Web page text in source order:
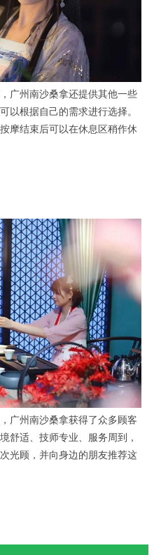
州南沙桑拿还提供其他一些
以根据自己的需求进行选择。
摩结束后可以在休息区稍作休
州南沙桑拿获得了众多顾客
舒适、技师专业、服务周到，
光顾，并向身边的朋友推荐这